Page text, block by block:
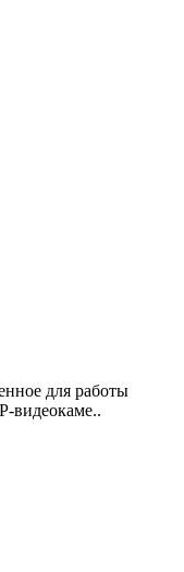
для работы
видеокаме..